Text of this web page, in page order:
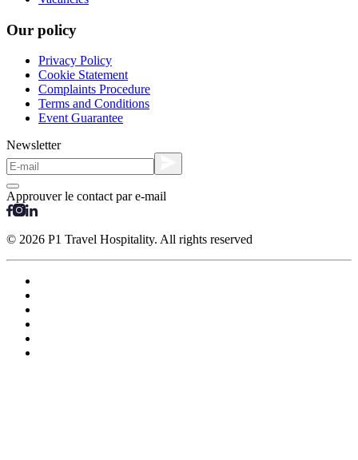
Our policy
Privacy Policy
Cookie Statement
Complaints Procedure
Terms and Conditions
Event Guarantee
Newsletter
Approuver le contact par e-mail
© 2026 P1 Travel Hospitality. All rights reserved